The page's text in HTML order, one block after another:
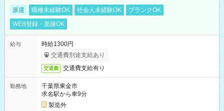
派遣 職種未経験OK 社会人未経験OK
ブランクOK
WEB登録・面接OK
給与
時給1300円
交通費別途支給あり
交通費 交通費支給有り
勤務地
千葉県東金市
求名駅から車9分
製造外